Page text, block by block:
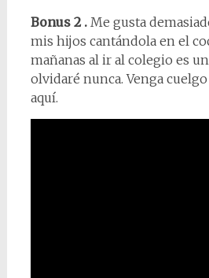
Bonus 2 . Me gusta
mis hijos cantándola en el
mañanas al ir al colegio es
olvidaré nunca. Venga
aquí.